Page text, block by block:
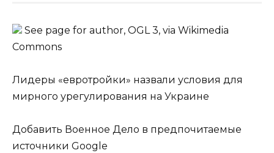
See page for author, OGL 3, via Wikimedia
Commons
Лидеры «евротройки» назвали условия для
мирного урегулирования на Украине
Добавить Военное Дело в предпочитаемые
источники Google